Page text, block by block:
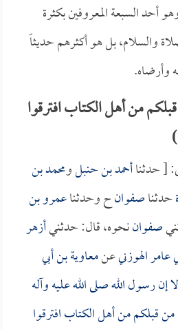
أحد السبعة المعروفين بكثرة
والسلام، بل هو أكثرهم حديثاً
وأرضاه.
من أهل الكتاب افترقوا
[ حدثناأحمد بن حنبلومحمد بن
حدثناصفوانح وحدثناعمرو بن
صفواننحوه، قال: حدثنيأزهر
عامر الهوزنيعنمعاوية بن أبي
إن رسول الله صلى الله عليه وآله
قبلكم من أهل الكتاب افترقوا